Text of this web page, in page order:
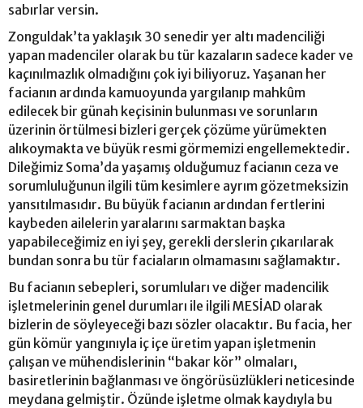
sabırlar versin.
Zonguldak’ta yaklaşık 30 senedir yer altı madenciliği
yapan madenciler olarak bu tür kazaların sadece kader ve
kaçınılmazlık olmadığını çok iyi biliyoruz. Yaşanan her
facianın ardında kamuoyunda yargılanıp mahkûm
edilecek bir günah keçisinin bulunması ve sorunların
üzerinin örtülmesi bizleri gerçek çözüme yürümekten
alıkoymakta ve büyük resmi görmemizi engellemektedir.
Dileğimiz Soma’da yaşamış olduğumuz facianın ceza ve
sorumluluğunun ilgili tüm kesimlere ayrım gözetmeksizin
yansıtılmasıdır. Bu büyük facianın ardından fertlerini
kaybeden ailelerin yaralarını sarmaktan başka
yapabileceğimiz en iyi şey, gerekli derslerin çıkarılarak
bundan sonra bu tür faciaların olmamasını sağlamaktır.
Bu facianın sebepleri, sorumluları ve diğer madencilik
işletmelerinin genel durumları ile ilgili MESİAD olarak
bizlerin de söyleyeceği bazı sözler olacaktır. Bu facia, her
gün kömür yangınıyla iç içe üretim yapan işletmenin
çalışan ve mühendislerinin “bakar kör” olmaları,
basiretlerinin bağlanması ve öngörüsüzlükleri neticesinde
meydana gelmiştir. Özünde işletme olmak kaydıyla bu